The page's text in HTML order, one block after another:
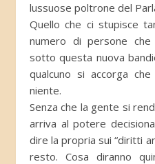
lussuose poltrone del
Quello che ci stupisce
numero di persone
sotto questa nuova
qualcuno si accorga
niente.
Senza che la gente si
arriva al potere
dire la propria sui “diritti
resto. Cosa diranno